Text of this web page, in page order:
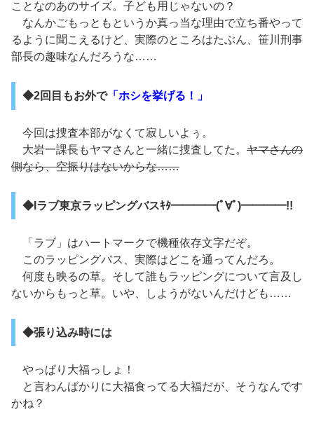
ことなのあのサイズ。子ども用じゃないの？
なんかごもっともというか真っ当な理由で立ち番やって
るように聞こえるけど、実際のところはたぶん、笹川刑事
部長の趣味なんだろうな……
◆2回目もお外で「ホシを挙げる！」
今回は捜査本部がなくて寂しいよぅ。
大岩一課長もヤマさんと一緒に捜査してた。 ヤマさんの
側なら、空振りはないからな……
◆Iラブ東京ラッピングバスｷﾀ━━━━(ﾟ∀ﾟ)━━━━!!
「ラブ」はハートマークで機種依存文字だぞ。
このラッピングバス、実際はどこを通ってんだろ。
何度も映るの草。そして誰もラッピングについて言及し
ないからもっと草。いや、しようがないんだけども……
◆張り込み時には
やっぱり大福っしょ！
と言わんばかりに大福食ってる大福だが、そうなんです
かね？